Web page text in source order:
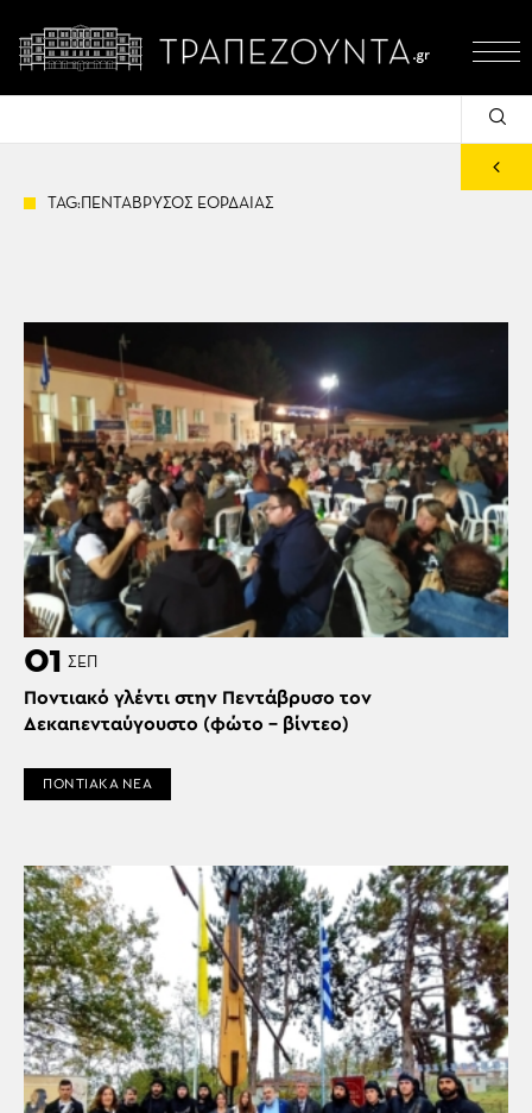
TAG:ΠΕΝΤΑΒΡΥΣΟΣ ΕΟΡΔΑΙΑΣ
01 ΣΕΠ
Ποντιακό γλέντι στην Πεντάβρυσο τον
Δεκαπενταύγουστο (φώτο – βίντεο)
ΠΟΝΤΙΑΚΑ ΝΕΑ